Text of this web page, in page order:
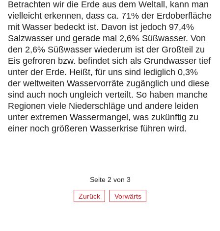
Betrachten wir die Erde aus dem Weltall, kann man
vielleicht erkennen, dass ca. 71% der Erdoberfläche
mit Wasser bedeckt ist. Davon ist jedoch 97,4%
Salzwasser und gerade mal 2,6% Süßwasser. Von
den 2,6% Süßwasser wiederum ist der Großteil zu
Eis gefroren bzw. befindet sich als Grundwasser tief
unter der Erde. Heißt, für uns sind lediglich 0,3%
der weltweiten Wasservorräte zugänglich und diese
sind auch noch ungleich verteilt. So haben manche
Regionen viele Niederschläge und andere leiden
unter extremen Wassermangel, was zukünftig zu
einer noch größeren Wasserkrise führen wird.
Seite 2 von 3
Zurück Vorwärts